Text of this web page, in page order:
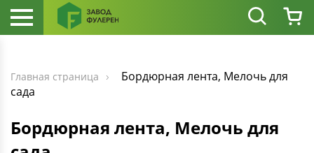
Главная страница
Бордюрная лента, Мелочь для
сада
Бордюрная лента, Мелочь для